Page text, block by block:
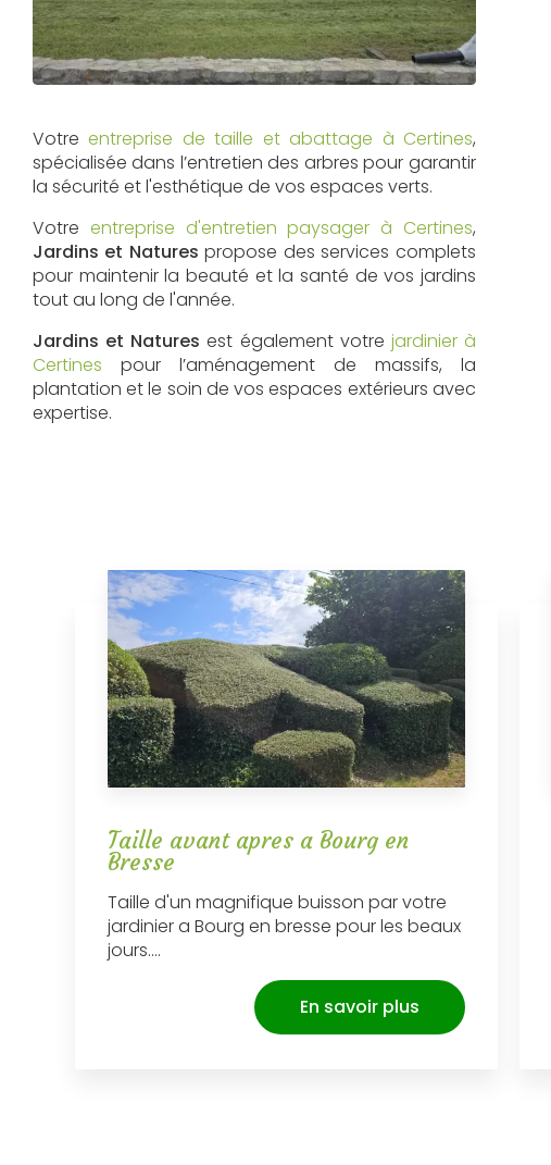
Votreentreprise de taille et abattage à Certines,
spécialisée dans l’entretien des arbres pour garantir
la sécurité et l'esthétique de vos espaces verts.
Votre entreprise d'entretien paysager à Certines,
Jardins et Natures propose des services complets
pour maintenir la beauté et la santé de vos jardins
tout au long de l'année.
Jardins et Natures est également votre jardinier à
Certines pour l’aménagement de massifs, la
plantation et le soin de vos espaces extérieurs avec
expertise.
Taille avant apres a Bourg en
Bresse
Taille d'un magnifique buisson par votre
jardinier a Bourg en bresse pour les beaux
jours....
En savoir plus